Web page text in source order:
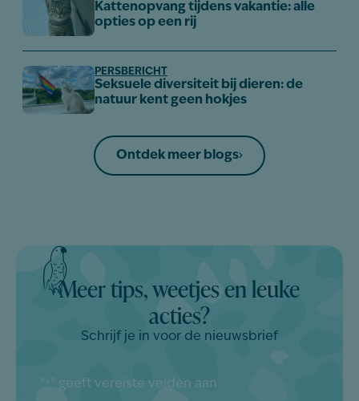
Kattenopvang tijdens vakantie: alle
opties op een rij
PERSBERICHT
Seksuele diversiteit bij dieren: de
natuur kent geen hokjes
Ontdek meer blogs
Meer tips, weetjes en leuke
acties?
Schrijf je in voor de nieuwsbrief
" * " geeft vereiste velden aan